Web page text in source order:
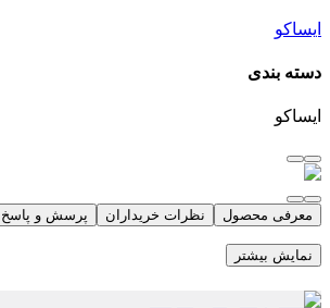
ایساکو
دسته بندی
ایساکو
معرفی محصول نظرات خریداران پرسش و پاسخ
نمایش بیشتر